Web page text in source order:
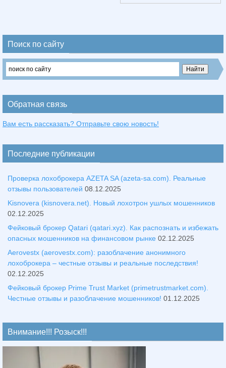
Поиск по сайту
Обратная связь
Вам есть рассказать? Отправьте свою новость!
Последние публикации
Проверка лохоброкера AZETA SA (azeta-sa.com). Реальные
отзывы пользователей 08.12.2025
Kisnovera (kisnovera.net). Новый лохотрон ушлых мошенников
02.12.2025
Фейковый брокер Qatari (qatari.xyz). Как распознать и избежать
опасных мошенников на финансовом рынке 02.12.2025
Aerovestx (aerovestx.com): разоблачение анонимного
лохоброкера – честные отзывы и реальные последствия!
02.12.2025
Фейковый брокер Prime Trust Market (primetrustmarket.com).
Честные отзывы и разоблачение мошенников! 01.12.2025
Внимание!!! Розыск!!!